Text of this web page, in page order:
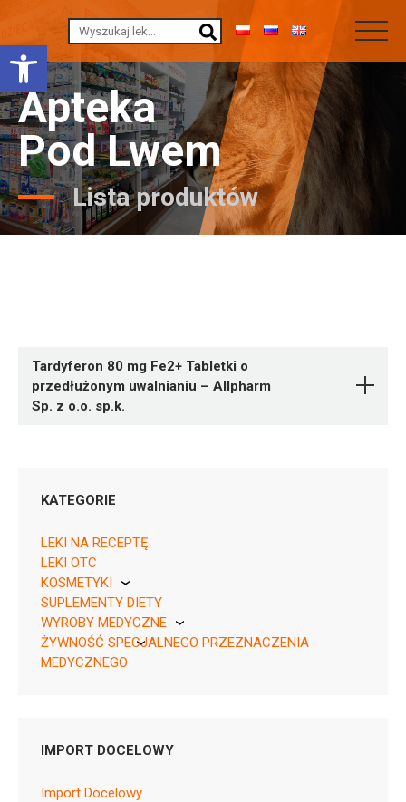
Otwórz pasek narzędzi
Apteka
Pod Lwem
Lista produktów
Tardyferon 80 mg Fe2+ Tabletki o
przedłużonym uwalnianiu – Allpharm
Sp. z o.o. sp.k.
05909991528713 ¦ Rp ¦ 152695
30 tabl.
KATEGORIE
LEKI NA RECEPTĘ
LEKI OTC
KOSMETYKI
Pierre Fabre
SUPLEMENTY DIETY
WYROBY MEDYCZNE
KikGel
ŻYWNOŚĆ SPECJALNEGO PRZEZNACZENIA
MEDYCZNEGO
IMPORT DOCELOWY
Import Docelowy